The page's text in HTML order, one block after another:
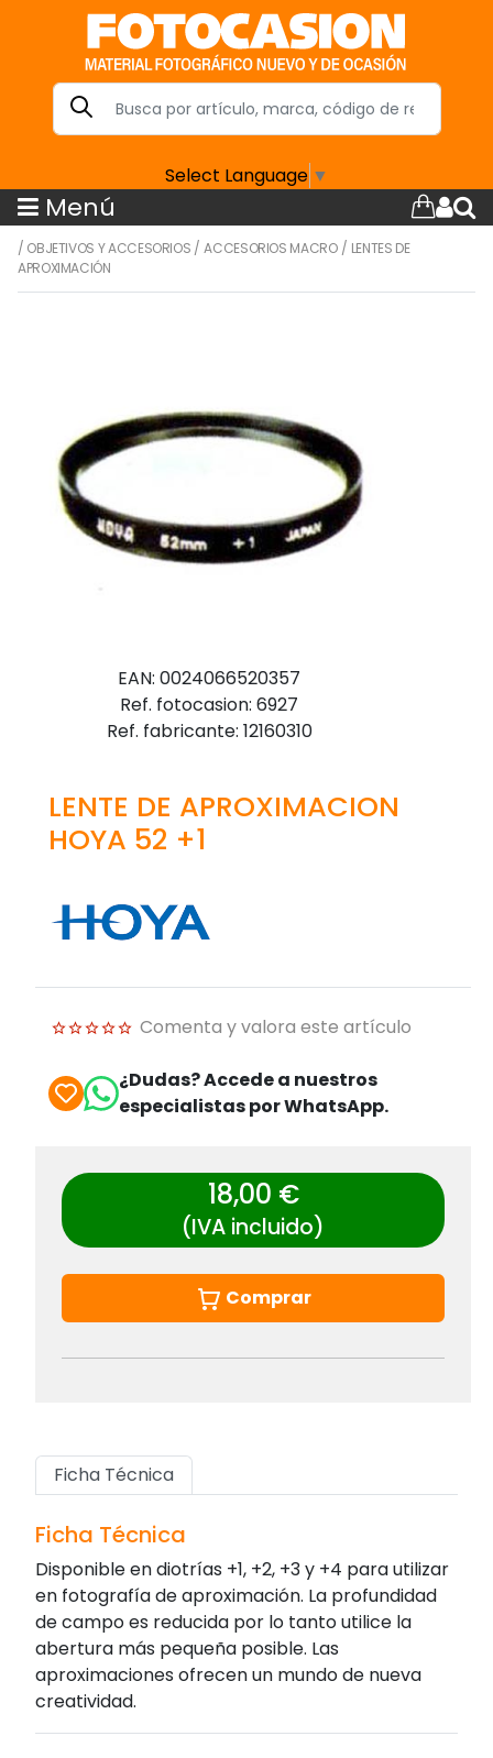
Select Language ▼
Menú
/ OBJETIVOS Y ACCESORIOS /ACCESORIOS MACRO/ LENTES DE
APROXIMACIÓN
EAN: 0024066520357
Ref. fotocasion: 6927
Ref. fabricante: 12160310
LENTE DE APROXIMACION
HOYA 52 +1
Comenta y valora este artículo
¿Dudas? Accede a nuestros
especialistas por WhatsApp.
18,00 €
(IVA incluido)
Comprar
Ficha Técnica
Ficha Técnica
Disponible en diotrías +1, +2, +3 y +4 para utilizar
en fotografía de aproximación. La profundidad
de campo es reducida por lo tanto utilice la
abertura más pequeña posible. Las
aproximaciones ofrecen un mundo de nueva
creatividad.